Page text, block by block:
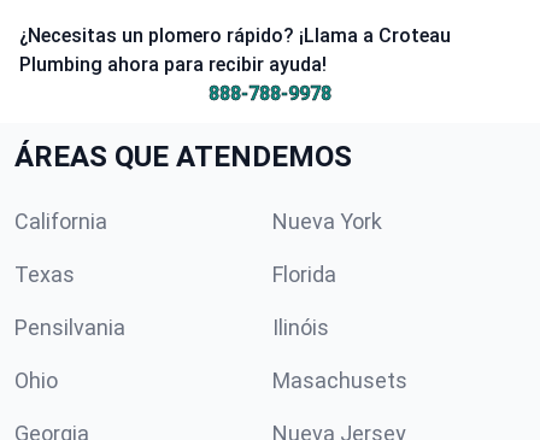
¿Necesitas un plomero rápido? ¡Llama a Croteau
Plumbing ahora para recibir ayuda!
888-788-9978
ÁREAS QUE ATENDEMOS
California Nueva York
Texas Florida
Pensilvania Ilinóis
Ohio Masachusets
Georgia Nueva Jersey